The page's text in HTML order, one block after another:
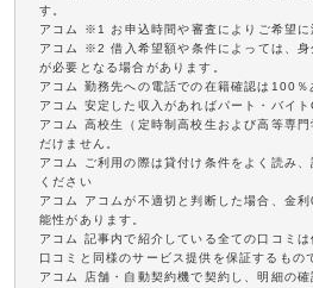
す。
アコム ※1 お申込時間や審査によりご希望に
アコム ※2 借入希望額や条件によっては、身
が必要となる場合があります。
アコム 勤務先への電話での在籍確認は100％
アコム 安定した収入があればパート・バイト
アコム 高校生（定時制高校生および高等専
だけません。
アコム ご利用の際は貸付け条件をよく読み
ください
アコム アコムが不適切と判断した場合、金
能性があります。
アコム 記事内で紹介している全ての口コミ
口コミと同様のサービス提供を保証するもの
アコム 店舗・自動契約機で契約し、明細の